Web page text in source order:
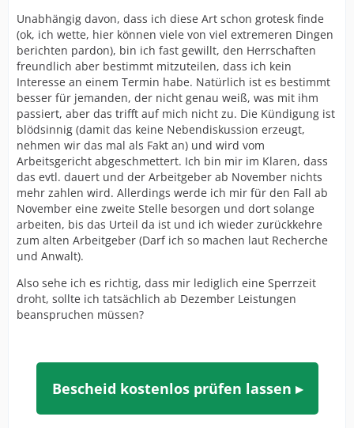
Unabhängig davon, dass ich diese Art schon grotesk finde
(ok, ich wette, hier können viele von viel extremeren Dingen
berichten pardon), bin ich fast gewillt, den Herrschaften
freundlich aber bestimmt mitzuteilen, dass ich kein
Interesse an einem Termin habe. Natürlich ist es bestimmt
besser für jemanden, der nicht genau weiß, was mit ihm
passiert, aber das trifft auf mich nicht zu. Die Kündigung ist
blödsinnig (damit das keine Nebendiskussion erzeugt,
nehmen wir das mal als Fakt an) und wird vom
Arbeitsgericht abgeschmettert. Ich bin mir im Klaren, dass
das evtl. dauert und der Arbeitgeber ab November nichts
mehr zahlen wird. Allerdings werde ich mir für den Fall ab
November eine zweite Stelle besorgen und dort solange
arbeiten, bis das Urteil da ist und ich wieder zurückkehre
zum alten Arbeitgeber (Darf ich so machen laut Recherche
und Anwalt).
Also sehe ich es richtig, dass mir lediglich eine Sperrzeit
droht, sollte ich tatsächlich ab Dezember Leistungen
beanspruchen müssen?
Bescheid kostenlos prüfen lassen ▸